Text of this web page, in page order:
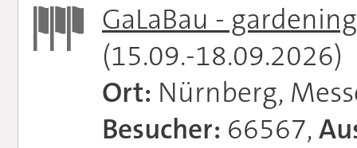
GaLaBau -
(15.09.-18.09.2026)
Ort: Nürnberg,
Besucher: 66567,